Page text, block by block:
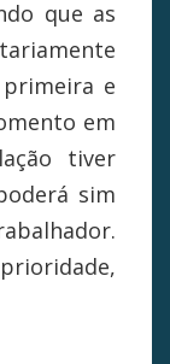
que as
e
em
tiver
sim